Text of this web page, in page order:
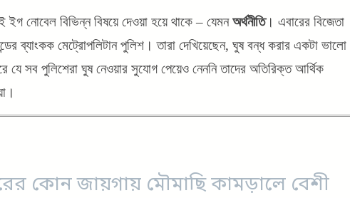
ইগ নোবেল বিভিন্ন বিষয়ে দেওয়া হয়ে থাকে – যেমনঅর্থনীতি। এবারের বিজেতা
ব্যাংকক মেট্রোপলিটান পুলিশ। তারা দেখিয়েছেন, ঘুষ বন্ধ করার একটা ভালো
যে সব পুলিশেরা ঘুষ নেওয়ার সুযোগ পেয়েও নেননি তাদের অতিরিক্ত আর্থিক
কোন জায়গায় মৌমাছি কামড়ালে বেশী